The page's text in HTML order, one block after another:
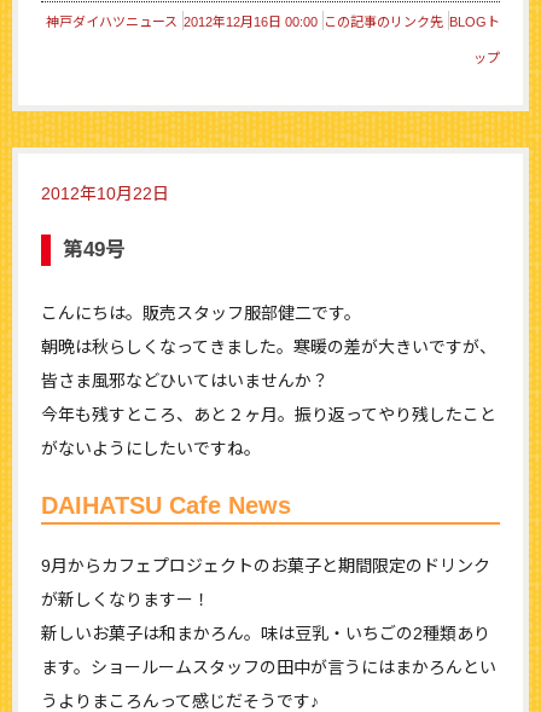
神戸ダイハツニュース 2012年12月16日 00:00 この記事のリンク先 BLOGト
ップ
2012年10月22日
第49号
こんにちは。販売スタッフ服部健二です。
朝晩は秋らしくなってきました。寒暖の差が大きいですが、
皆さま風邪などひいてはいませんか？
今年も残すところ、あと２ヶ月。振り返ってやり残したこと
がないようにしたいですね。
DAIHATSU Cafe News
9月からカフェプロジェクトのお菓子と期間限定のドリンク
が新しくなりますー！
新しいお菓子は和まかろん。味は豆乳・いちごの2種類あり
ます。ショールームスタッフの田中が言うにはまかろんとい
うよりまころんって感じだそうです♪